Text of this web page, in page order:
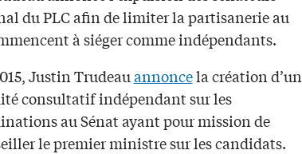
du PLC afin de limiter la partisanerie au
à siéger comme indépendants.
Justin Trudeauannoncela création d’un
consultatif indépendant sur les
au Sénat ayant pour mission de
le premier ministre sur les candidats.